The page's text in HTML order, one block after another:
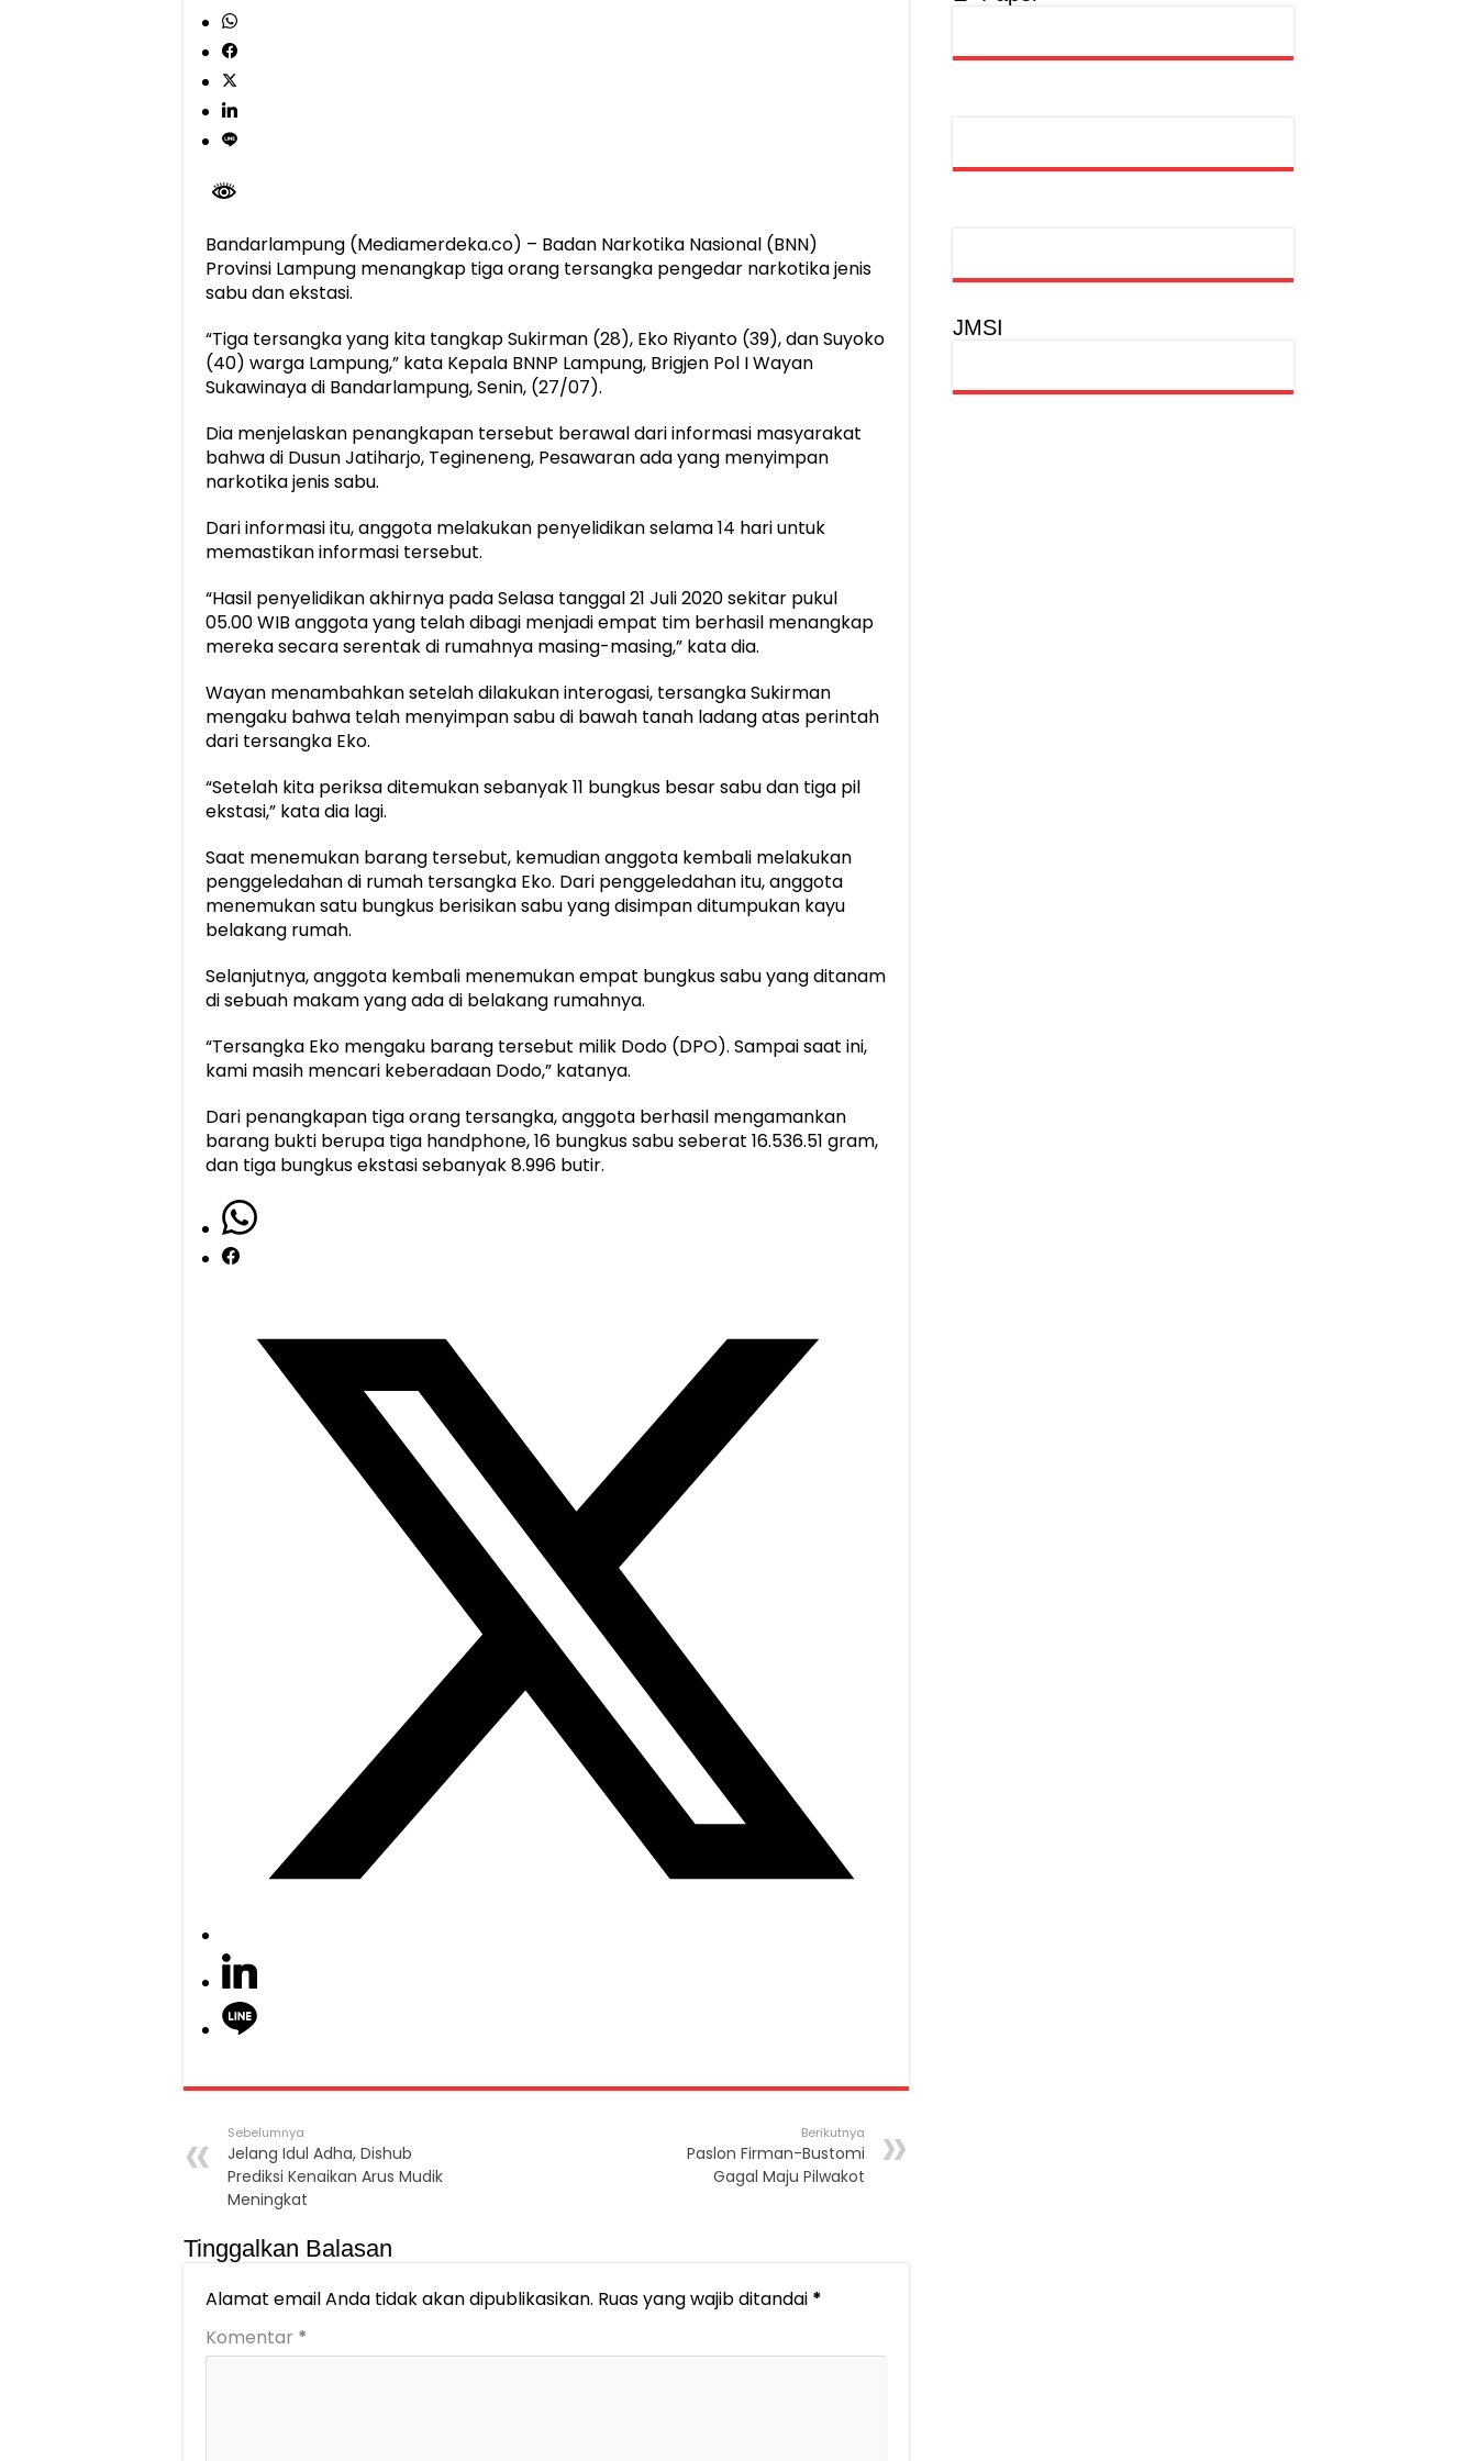
Dirut Jasa Raharja Dampingi Wamenhub Tinjau Penanganan Korban KM Mutiara Sentosa II di RS PHC Surabaya
Jasa Raharja Jamin Seluruh Korban Kebakaran KM Mutiara Sentosa II di Perairan Sumenep
Gubernur Mirza Ajak IAI Darul Fattah Cetak SDM Adaptif Berlandaskan Nilai Agama
Purnama Wulan Sari Mirza Buka SiSeSa Roadshow Lampung 2026, Dorong Kolaborasi Industri Kreatif dan Fashion Muslim
Bandarlampung (Mediamerdeka.co) – Badan Narkotika Nasional (BNN)
Provinsi Lampung menangkap tiga orang tersangka pengedar narkotika jenis
sabu dan ekstasi.
“Tiga tersangka yang kita tangkap Sukirman (28), Eko Riyanto (39), dan Suyoko
(40) warga Lampung,” kata Kepala BNNP Lampung, Brigjen Pol I Wayan
Sukawinaya di Bandarlampung, Senin, (27/07).
Dia menjelaskan penangkapan tersebut berawal dari informasi masyarakat
bahwa di Dusun Jatiharjo, Tegineneng, Pesawaran ada yang menyimpan
narkotika jenis sabu.
Dari informasi itu, anggota melakukan penyelidikan selama 14 hari untuk
memastikan informasi tersebut.
“Hasil penyelidikan akhirnya pada Selasa tanggal 21 Juli 2020 sekitar pukul
05.00 WIB anggota yang telah dibagi menjadi empat tim berhasil menangkap
mereka secara serentak di rumahnya masing-masing,” kata dia.
Wayan menambahkan setelah dilakukan interogasi, tersangka Sukirman
mengaku bahwa telah menyimpan sabu di bawah tanah ladang atas perintah
dari tersangka Eko.
“Setelah kita periksa ditemukan sebanyak 11 bungkus besar sabu dan tiga pil
ekstasi,” kata dia lagi.
Saat menemukan barang tersebut, kemudian anggota kembali melakukan
penggeledahan di rumah tersangka Eko. Dari penggeledahan itu, anggota
menemukan satu bungkus berisikan sabu yang disimpan ditumpukan kayu
belakang rumah.
Selanjutnya, anggota kembali menemukan empat bungkus sabu yang ditanam
di sebuah makam yang ada di belakang rumahnya.
“Tersangka Eko mengaku barang tersebut milik Dodo (DPO). Sampai saat ini,
kami masih mencari keberadaan Dodo,” katanya.
Dari penangkapan tiga orang tersangka, anggota berhasil mengamankan
barang bukti berupa tiga handphone, 16 bungkus sabu seberat 16.536.51 gram,
dan tiga bungkus ekstasi sebanyak 8.996 butir.
Sebelumnya
Jelang Idul Adha, Dishub
Prediksi Kenaikan Arus Mudik
Meningkat
Berikutnya
Paslon Firman-Bustomi
Gagal Maju Pilwakot
Tinggalkan Balasan
Alamat email Anda tidak akan dipublikasikan. Ruas yang wajib ditandai *
Komentar *
JMSI